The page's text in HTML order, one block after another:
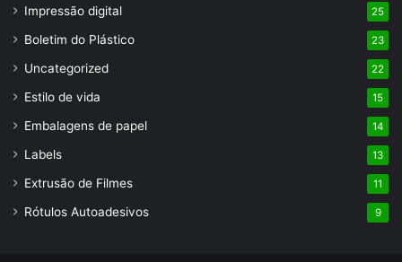
Impressão digital 25
Boletim do Plástico 23
Uncategorized 22
Estilo de vida 15
Embalagens de papel 14
Labels 13
Extrusão de Filmes 11
Rótulos Autoadesivos 9